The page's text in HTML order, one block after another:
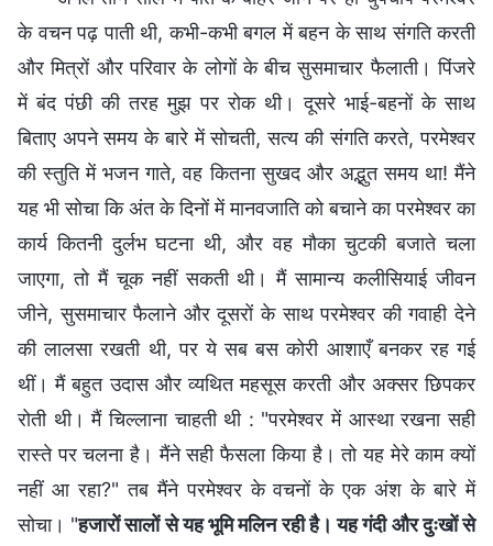
के वचन पढ़ पाती थी, कभी-कभी बगल में बहन के साथ संगति करती
और मित्रों और परिवार के लोगों के बीच सुसमाचार फैलाती। पिंजरे
में बंद पंछी की तरह मुझ पर रोक थी। दूसरे भाई-बहनों के साथ
बिताए अपने समय के बारे में सोचती, सत्य की संगति करते, परमेश्वर
की स्तुति में भजन गाते, वह कितना सुखद और अद्भुत समय था! मैंने
यह भी सोचा कि अंत के दिनों में मानवजाति को बचाने का परमेश्वर का
कार्य कितनी दुर्लभ घटना थी, और वह मौका चुटकी बजाते चला
जाएगा, तो मैं चूक नहीं सकती थी। मैं सामान्य कलीसियाई जीवन
जीने, सुसमाचार फैलाने और दूसरों के साथ परमेश्वर की गवाही देने
की लालसा रखती थी, पर ये सब बस कोरी आशाएँ बनकर रह गई
थीं। मैं बहुत उदास और व्यथित महसूस करती और अक्सर छिपकर
रोती थी। मैं चिल्लाना चाहती थी : "परमेश्वर में आस्था रखना सही
रास्ते पर चलना है। मैंने सही फैसला किया है। तो यह मेरे काम क्यों
नहीं आ रहा?" तब मैंने परमेश्वर के वचनों के एक अंश के बारे में
सोचा। "हजारों सालों से यह भूमि मलिन रही है। यह गंदी और दुःखों से